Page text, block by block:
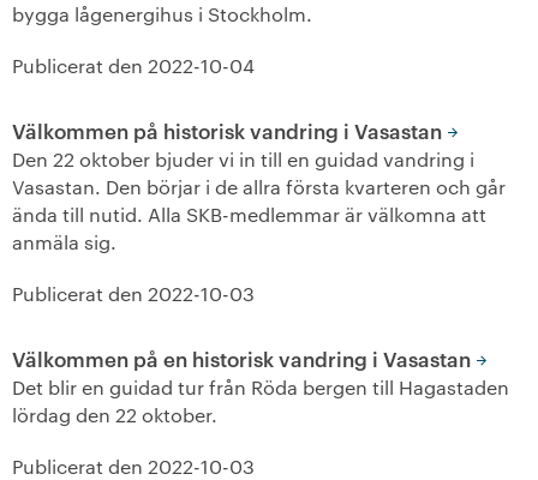
bygga lågenergihus i Stockholm.
Publicerat den 2022-10-04
Välkommen på historisk vandring i Vasastan
Den 22 oktober bjuder vi in till en guidad vandring i
Vasastan. Den börjar i de allra första kvarteren och går
ända till nutid. Alla SKB-medlemmar är välkomna att
anmäla sig.
Publicerat den 2022-10-03
Välkommen på en historisk vandring i Vasastan
Det blir en guidad tur från Röda bergen till Hagastaden
lördag den 22 oktober.
Publicerat den 2022-10-03